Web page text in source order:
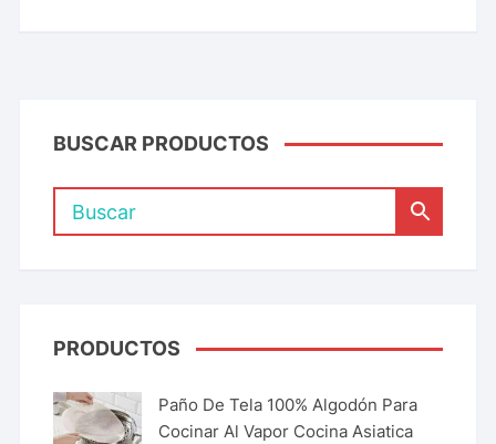
BUSCAR PRODUCTOS
PRODUCTOS
Paño De Tela 100% Algodón Para
Cocinar Al Vapor Cocina Asiatica